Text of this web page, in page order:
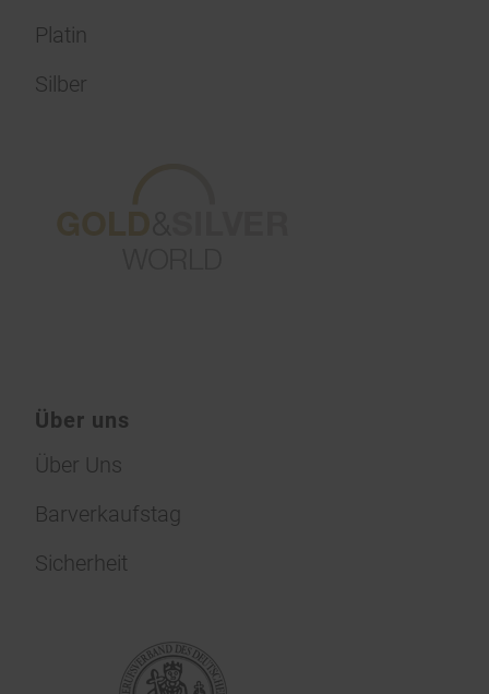
Platin
Silber
Über uns
Über Uns
Barverkaufstag
Sicherheit